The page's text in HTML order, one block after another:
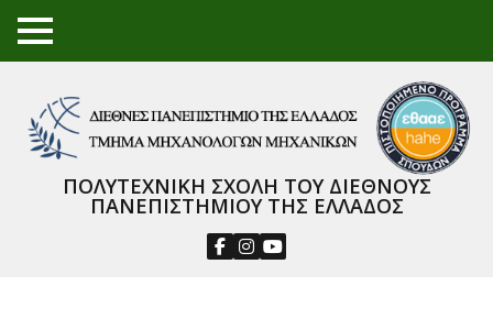
TO
GGL
NU
ΠΟΛΥΤΕΧΝΙΚΗ ΣΧΟΛΗ ΤΟΥ ΔΙΕΘΝΟΥΣ
ΠΑΝΕΠΙΣΤΗΜΙΟΥ ΤΗΣ ΕΛΛΑΔΟΣ